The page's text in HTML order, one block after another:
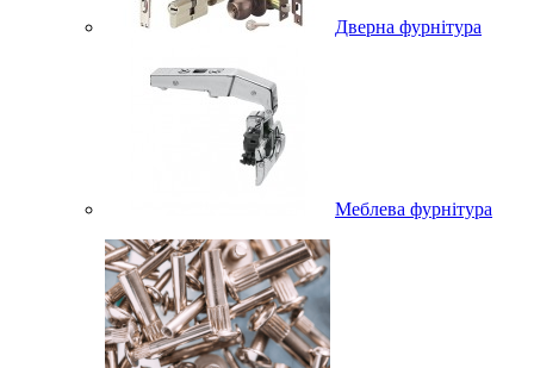
Дверна фурнітура
Меблева фурнітура